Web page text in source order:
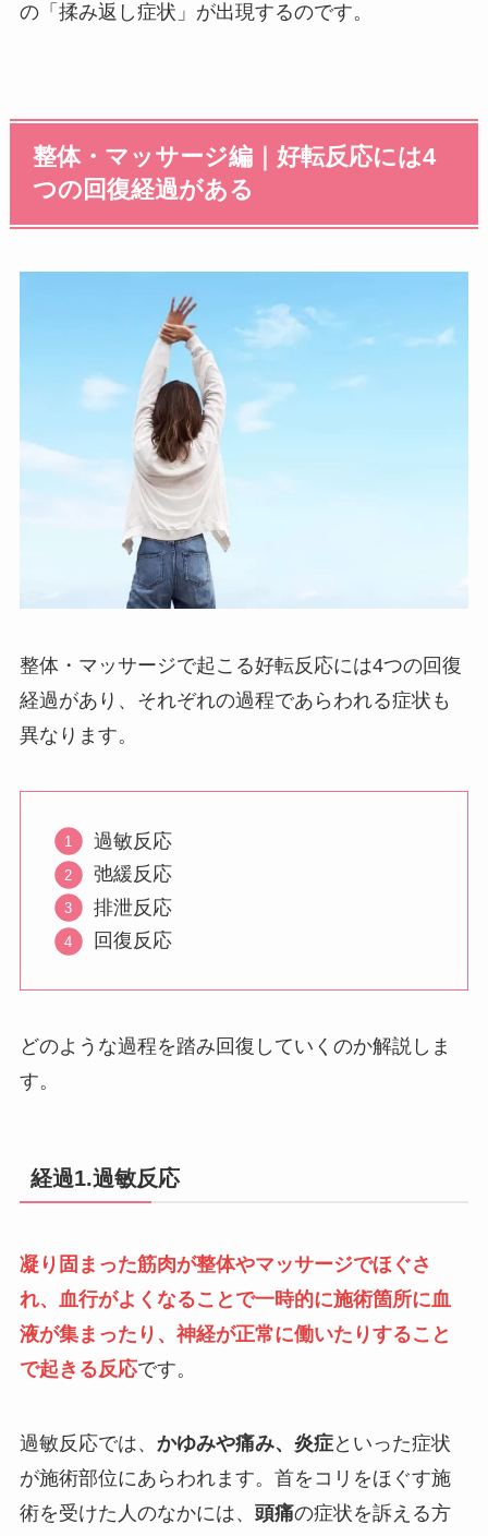
の「揉み返し症状」が出現するのです。
整体・マッサージ編｜好転反応には4
つの回復経過がある
整体・マッサージで起こる好転反応には4つの回復
経過があり、それぞれの過程であらわれる症状も
異なります。
過敏反応
弛緩反応
排泄反応
回復反応
どのような過程を踏み回復していくのか解説しま
す。
経過1.過敏反応
凝り固まった筋肉が整体やマッサージでほぐさ
れ、血行がよくなることで一時的に施術箇所に血
液が集まったり、神経が正常に働いたりすること
で起きる反応です。
過敏反応では、 かゆみや痛み、炎症といった症状
が施術部位にあらわれます。首をコリをほぐす施
術を受けた人のなかには、 頭痛の症状を訴える方